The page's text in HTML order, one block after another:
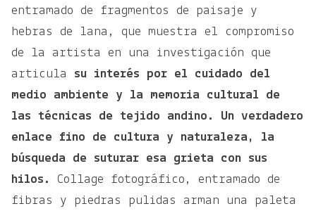
entramado de fragmentos de paisaje y
hebras de lana, que muestra el compromiso
de la artista en una investigación que
articula su interés por el cuidado del
medio ambiente y la memoria cultural de
las técnicas de tejido andino.
Un verdadero
enlace fino de cultura y naturaleza, la
búsqueda de suturar esa grieta con sus
hilos. Collage fotográfico, entramado de
fibras y piedras pulidas arman una paleta